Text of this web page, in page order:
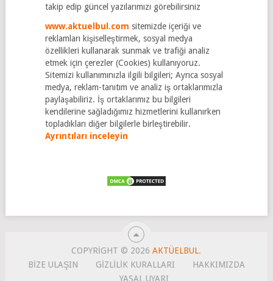
takip edip güncel yazılarımızı görebilirsiniz
www.aktuelbul.com sitemizde içeriği ve
reklamları kişiselleştirmek, sosyal medya
özellikleri kullanarak sunmak ve trafiği analiz
etmek için çerezler (Cookies) kullanıyoruz.
Sitemizi kullanımınızla ilgili bilgileri; Ayrıca sosyal
medya, reklam-tanıtım ve analiz iş ortaklarımızla
paylaşabiliriz. İş ortaklarımız bu bilgileri
kendilerine sağladığımız hizmetlerini kullanırken
topladıkları diğer bilgilerle birleştirebilir.
Ayrıntıları inceleyin
COPYRIGHT © 2026AKTÜELBUL.
BIZE ULAŞIN
GİZLİLİK KURALLARI
HAKKIMIZDA
YASAL UYARI